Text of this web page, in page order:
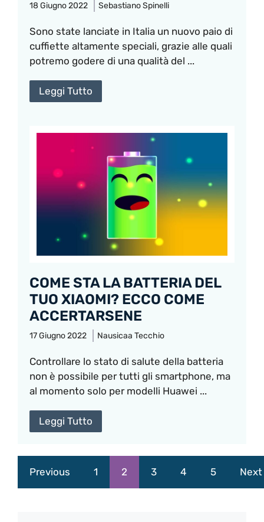
18 Giugno 2022 Sebastiano Spinelli
Sono state lanciate in Italia un nuovo paio di
cuffiette altamente speciali, grazie alle quali
potremo godere di una qualità del ...
Leggi Tutto
COME STA LA BATTERIA DEL
TUO XIAOMI? ECCO COME
ACCERTARSENE
17 Giugno 2022 Nausicaa Tecchio
Controllare lo stato di salute della batteria
non è possibile per tutti gli smartphone, ma
al momento solo per modelli Huawei ...
Leggi Tutto
Previous 1 2 3 4 5 Next